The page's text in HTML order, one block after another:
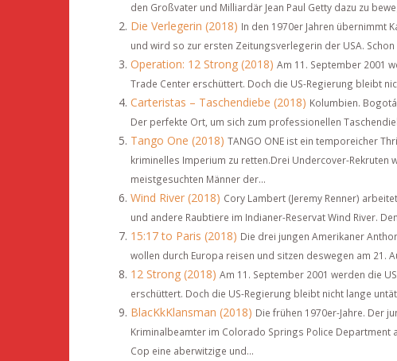
den Großvater und Milliardär Jean Paul Getty dazu zu
Die Verlegerin (2018) In den 1970er Jahren übernimmt
und wird so zur ersten Zeitungsverlegerin der USA.
Operation: 12 Strong (2018) Am 11. September 2001
Trade Center erschüttert. Doch die US-Regierung bleibt
Carteristas – Taschendiebe (2018) Kolumbien.
Der perfekte Ort, um sich zum professionellen
Tango One (2018) TANGO ONE ist ein temporeicher
kriminelles Imperium zu retten.Drei Undercover-
meistgesuchten Männer der...
Wind River (2018) Cory Lambert (Jeremy Renner)
und andere Raubtiere im Indianer-Reservat Wind River.
15:17 to Paris (2018) Die drei jungen Amerikaner
wollen durch Europa reisen und sitzen deswegen am 21.
12 Strong (2018) Am 11. September 2001 werden die
erschüttert. Doch die US-Regierung bleibt nicht lange
BlacKkKlansman (2018) Die frühen 1970er-Jahre. Der
Kriminalbeamter im Colorado Springs Police Department
Cop eine aberwitzige und...